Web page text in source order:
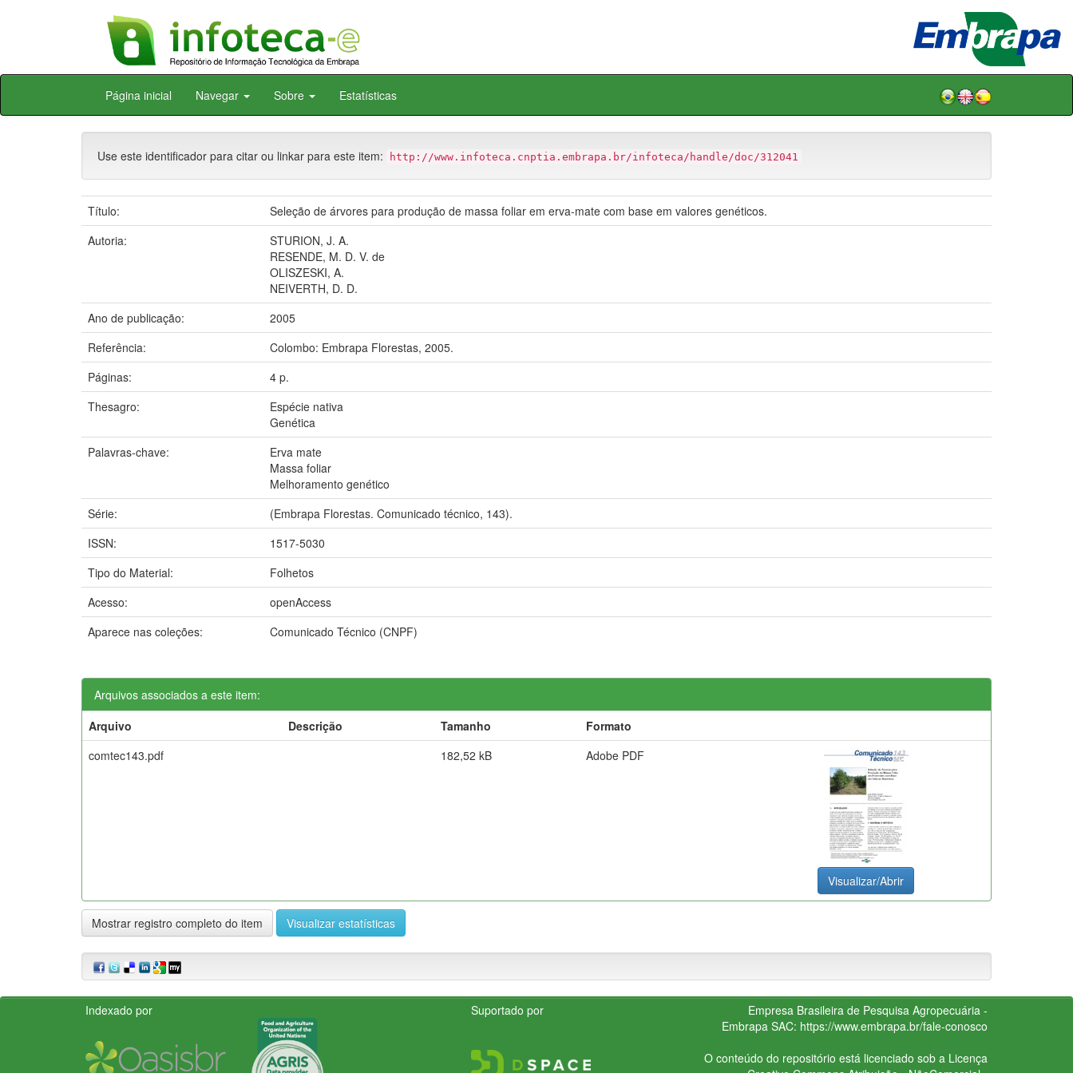
Skip
Página inicial Navegar Sobre Estatísticas
Use este identificador para citar ou linkar para este item: http://www.infoteca.cnptia.embrapa.br/infoteca/handle/doc/312041
Título:
Seleção de árvores para produção de massa foliar em erva-mate com base em valores genéticos.
Autoria:
STURION, J. A.
RESENDE, M. D. V. de
OLISZESKI, A.
NEIVERTH, D. D.
Ano de publicação:
2005
Referência:
Colombo: Embrapa Florestas, 2005.
Páginas:
4 p.
Thesagro:
Espécie nativa
Genética
Palavras-chave:
Erva mate
Massa foliar
Melhoramento genético
Série:
(Embrapa Florestas. Comunicado técnico, 143).
ISSN:
1517-5030
Tipo do Material:
Folhetos
Acesso:
openAccess
Aparece nas coleções:
Comunicado Técnico (CNPF)
Arquivos associados a este item:
Arquivo
Descrição Tamanho
Formato
comtec143.pdf
182,52 kB Adobe PDF
Visualizar/Abrir
Mostrar registro completo do item Visualizar estatísticas
Indexado por Suportado por
Empresa Brasileira de Pesquisa Agropecuária -
Embrapa SAC: https://www.embrapa.br/fale-conosco
O conteúdo do repositório está licenciado sob a Licença